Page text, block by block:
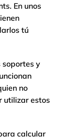
En unos
tú
soportes y
no
utilizar estos
calcular